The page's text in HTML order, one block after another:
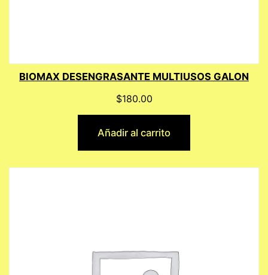
BIOMAX DESENGRASANTE MULTIUSOS GALON
$180.00
Añadir al carrito